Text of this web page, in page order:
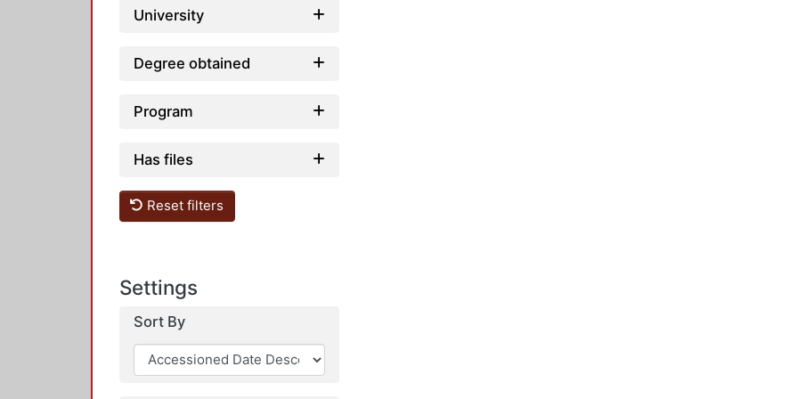
University
Degree obtained
Program
Has files
Reset filters
Settings
Sort By